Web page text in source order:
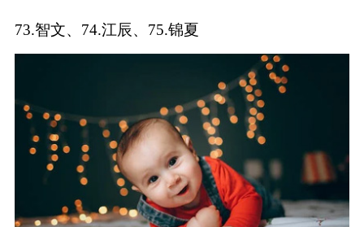
73.智文、74.江辰、75.锦夏